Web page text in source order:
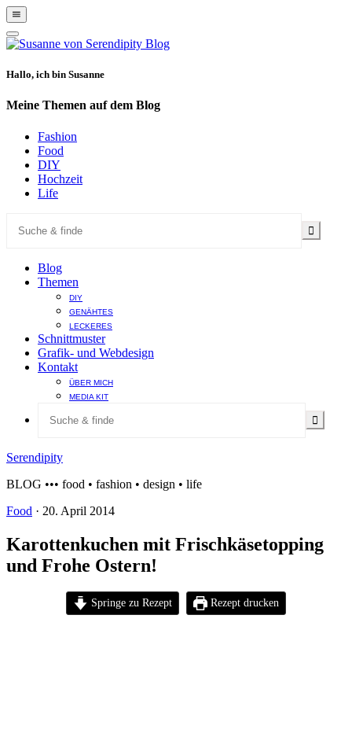
Show
Offscreen
Content
Hide
Offscreen
Hallo, ich bin Susanne
Meine Themen auf dem Blog
Fashion
Food
DIY
Hochzeit
Life
Blog
Themen
DIY
GENÄHTES
LECKERES
Schnittmuster
Grafik- und Webdesign
Kontakt
ÜBER MICH
MEDIA KIT
Serendipity
BLOG ••• food • fashion • design • life
Food · 20. April 2014
Karottenkuchen mit Frischkäsetopping
und Frohe Ostern!
Springe zu Rezept Rezept drucken